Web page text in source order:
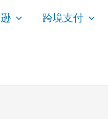
跨境支付